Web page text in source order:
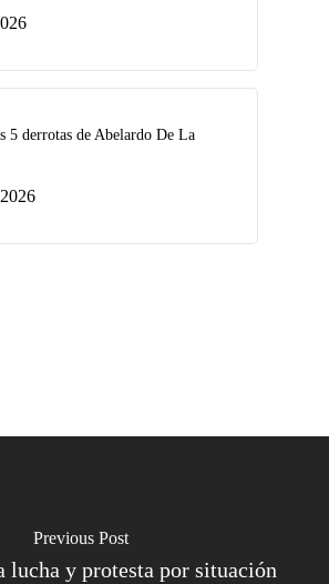
5 derrotas de Abelardo De La
Previous Post
lucha y protesta por situación